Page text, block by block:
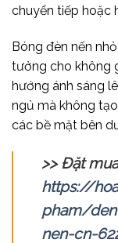
chuyển tiếp hoặc
Bóng đèn nến
tưởng cho không
hướng ánh sáng
ngủ mà không
các bề mặt bên
>> Đặt
https://
pham/
nen-cn-